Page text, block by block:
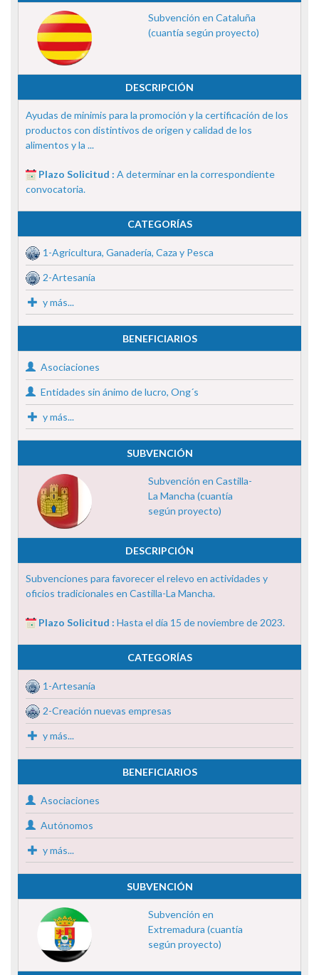
Subvención en Cataluña
(cuantía según proyecto)
DESCRIPCIÓN
Ayudas de minimis para la promoción y la certificación de los
productos con distintivos de origen y calidad de los
alimentos y la ...
Plazo Solicitud : A determinar en la correspondiente
convocatoria.
CATEGORÍAS
1-Agricultura, Ganadería, Caza y Pesca
2-Artesanía
y más...
BENEFICIARIOS
Asociaciones
Entidades sin ánimo de lucro, Ong´s
y más...
SUBVENCIÓN
Subvención en Castilla-
La Mancha (cuantía
según proyecto)
DESCRIPCIÓN
Subvenciones para favorecer el relevo en actividades y
oficios tradicionales en Castilla-La Mancha.
Plazo Solicitud : Hasta el día 15 de noviembre de 2023.
CATEGORÍAS
1-Artesanía
2-Creación nuevas empresas
y más...
BENEFICIARIOS
Asociaciones
Autónomos
y más...
SUBVENCIÓN
Subvención en
Extremadura (cuantía
según proyecto)